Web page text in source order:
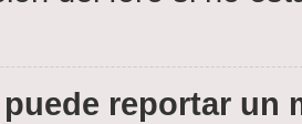
reportar un